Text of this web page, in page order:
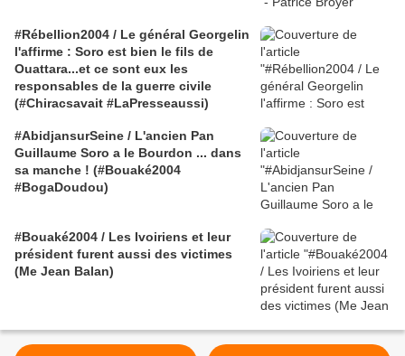
#Rébellion2004 / Le général Georgelin
l'affirme : Soro est bien le fils de
Ouattara...et ce sont eux les
responsables de la guerre civile
(#Chiracsavait #LaPresseaussi)
#AbidjansurSeine / L'ancien Pan
Guillaume Soro a le Bourdon ... dans
sa manche ! (#Bouaké2004
#BogaDoudou)
#Bouaké2004 / Les Ivoiriens et leur
président furent aussi des victimes
(Me Jean Balan)